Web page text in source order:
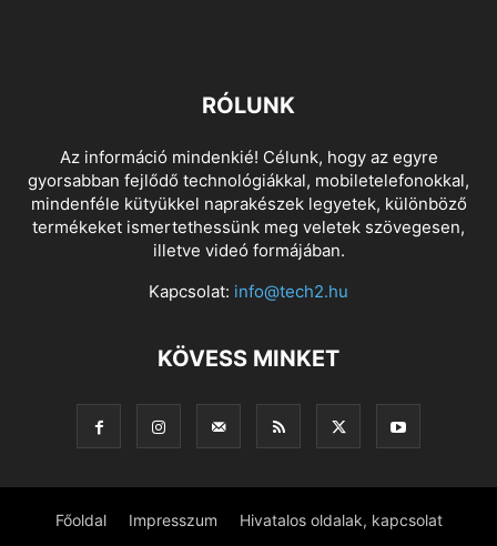
RÓLUNK
Az információ mindenkié! Célunk, hogy az egyre
gyorsabban fejlődő technológiákkal, mobiletelefonokkal,
mindenféle kütyükkel naprakészek legyetek, különböző
termékeket ismertethessünk meg veletek szövegesen,
illetve videó formájában.
Kapcsolat: info@tech2.hu
KÖVESS MINKET
Főoldal Impresszum Hivatalos oldalak, kapcsolat